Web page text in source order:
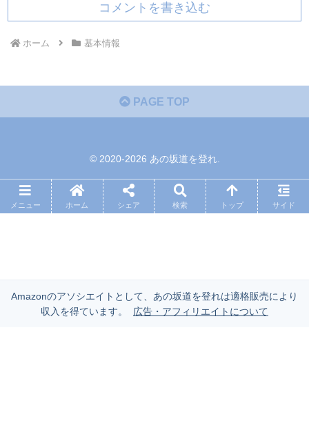
コメントを書き込む
ホーム 基本情報
PAGE TOP
© 2020-2026 あの坂道を登れ.
メニュー ホーム シェア 検索 トップ サイド
Amazonのアソシエイトとして、あの坂道を登れは適格販売により
収入を得ています。
広告・アフィリエイトについて